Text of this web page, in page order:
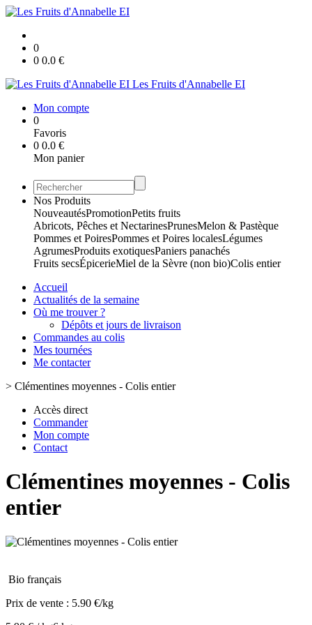
0
0 0.0 €
Les Fruits d'Annabelle EI
Mon compte
0
Favoris
0 0.0 €
Mon panier
Nos Produits
NouveautésPromotionPetits fruits
Abricots, Pêches et NectarinesPrunesMelon & Pastèque
Pommes et PoiresPommes et Poires localesLégumes
AgrumesProduits exotiquesPaniers panachés
Fruits secsÉpicerieMiel de la Sèvre (non bio)Colis entier
Accueil
Actualités de la semaine
Où me trouver ?
Dépôts et jours de livraison
Commandes au colis
Mes tournées
Me contacter
> Clémentines moyennes - Colis entier
Accès direct
Commander
Mon compte
Contact
Clémentines moyennes - Colis
entier
Bio français
Prix de vente : 5.90 €/kg